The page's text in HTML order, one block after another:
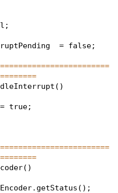
;
= false;
()
= true;
()
Encoder. getStatus ();